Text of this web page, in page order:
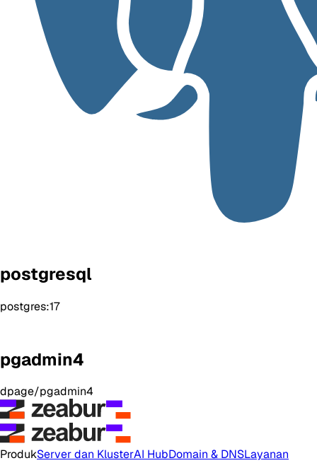
postgresql
postgres:17
pgadmin4
dpage/pgadmin4
ProdukServer dan KlusterAI HubDomain & DNSLayanan